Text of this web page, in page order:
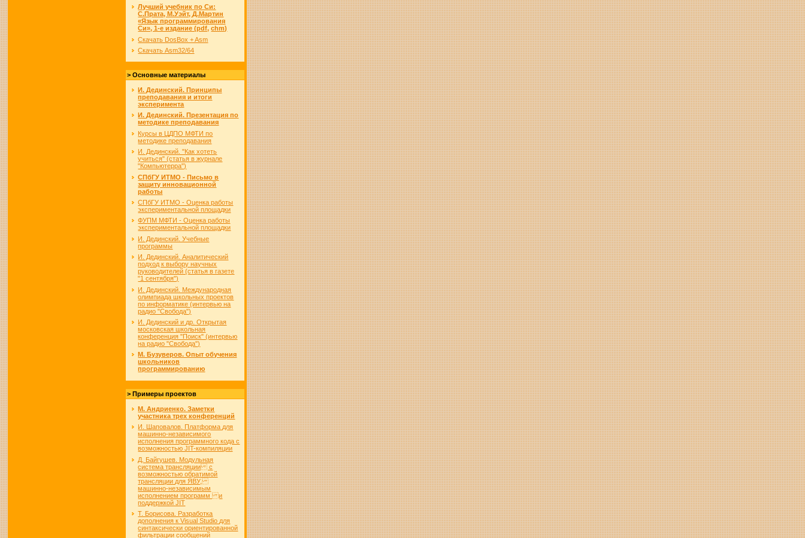
Лучший учебник по Си:
С.Прата, М.Уэйт, Д.Мартин
«Язык про­грам­ми­ро­ва­ния
Си», 1-е издание (pdf, chm)
Скачать DosBox + Asm
Скачать Asm32/64
> Основные материалы
И. Дединский. Принципы
преподавания и итоги
эксперимента
И. Дединский. Презентация по
методике преподавания
Курсы в ЦДПО МФТИ по
методике преподавания
И. Дединский. "Как хотеть
учиться" (статья в журнале
"Компьютерра")
СПбГУ ИТМО - Письмо в
защиту инновационной
работы
СПбГУ ИТМО - Оценка работы
экспериментальной площадки
ФУПМ МФТИ - Оценка работы
экспериментальной площадки
И. Дединский. Учебные
программы
И. Дединский. Аналитический
подход к выбору научных
руководителей (статья в газете
"1 сентября")
И. Дединский. Международная
олимпиада школьных проектов
по информатике (интервью на
радио "Свобода")
И. Дединский и др. Открытая
московская школьная
конференция "Поиск" (интервью
на радио "Свобода")
М. Бузуверов. Опыт обучения
школьников
программированию
> Примеры проектов
М. Андриенко. Заметки
участника трех конференций
И. Шаповалов. Платформа для
машинно-независимого
исполнения программного кода с
возможностью JIT-компиляции
Д. Байгушев. Модульная
система трансляции с
возможностью обратимой
трансляции для ЯВУ,
машинно-независимым
исполнением программ и
поддержкой JIT
Т. Борисова. Разработка
дополнения к Visual Studio для
синтаксически ориентированной
фильтрации сообщений